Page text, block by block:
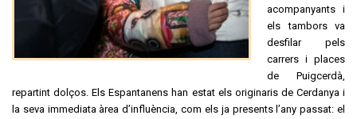
acompanyants i
els tambors va
desfilar pels
carrers i places
de Puigcerdà,
repartint dolços. Els Espantanens han estat els originaris de Cerdanya i
la seva immediata àrea d’influència, com els ja presents l’any passat: el